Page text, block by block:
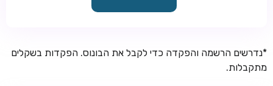
*נדרשים הרשמה והפקדה כדי לקבל את הבונוס. הפקדות בשקלים
מתקבלות.